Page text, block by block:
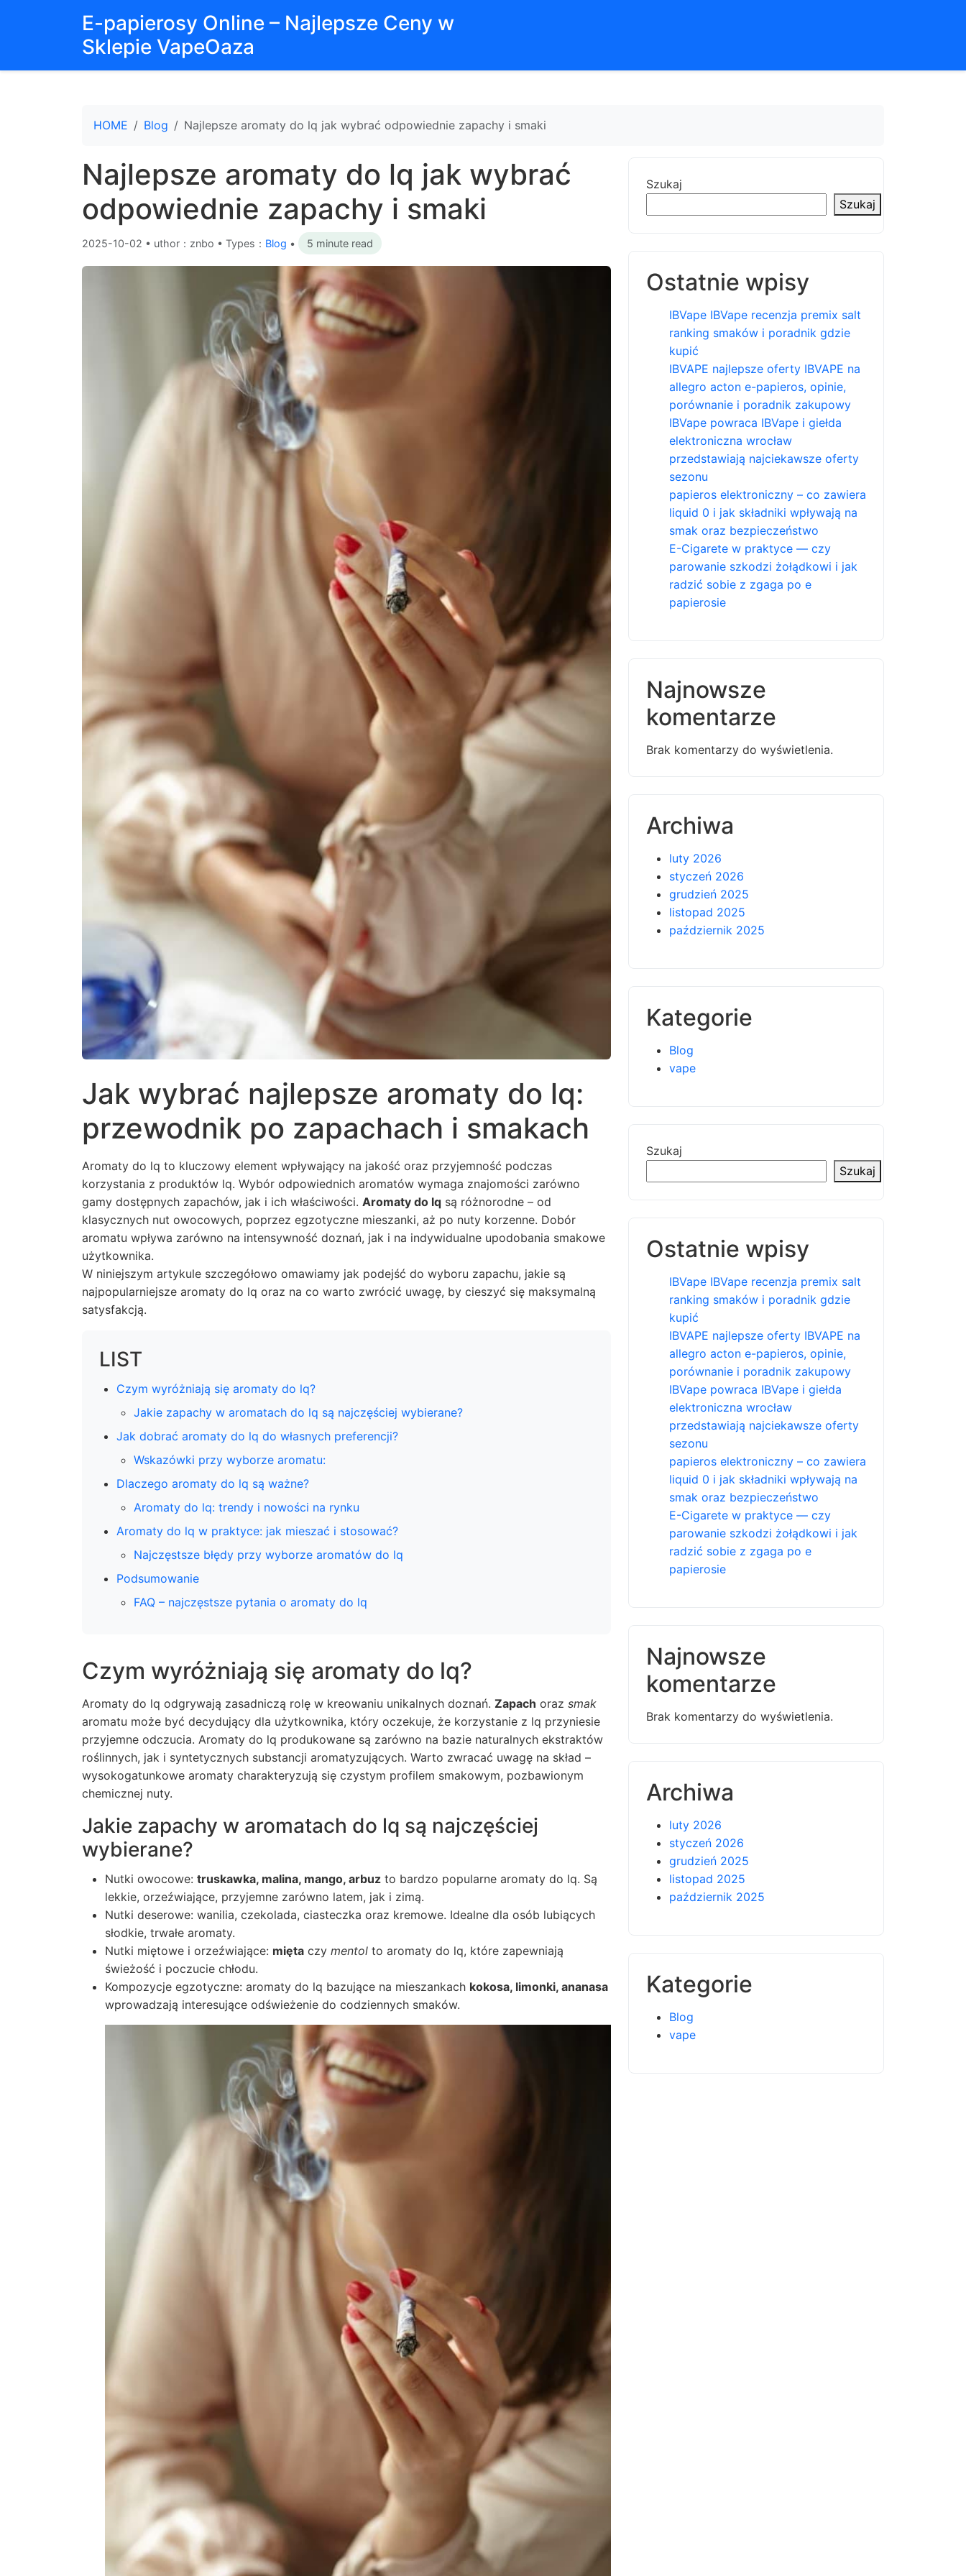
E-papierosy Online – Najlepsze Ceny w
Sklepie VapeOaza
HOME Blog Najlepsze aromaty do lq jak wybrać odpowiednie zapachy i smaki
Najlepsze aromaty do lq jak wybrać
odpowiednie zapachy i smaki
2025-10-02 • uthor：znbo • Types： Blog • 5 minute read
Jak wybrać najlepsze aromaty do lq:
przewodnik po zapachach i smakach
Aromaty do lq to kluczowy element wpływający na jakość oraz przyjemność podczas
korzystania z produktów lq. Wybór odpowiednich aromatów wymaga znajomości zarówno
gamy dostępnych zapachów, jak i ich właściwości. Aromaty do lq są różnorodne – od
klasycznych nut owocowych, poprzez egzotyczne mieszanki, aż po nuty korzenne. Dobór
aromatu wpływa zarówno na intensywność doznań, jak i na indywidualne upodobania smakowe
użytkownika.
W niniejszym artykule szczegółowo omawiamy jak podejść do wyboru zapachu, jakie są
najpopularniejsze aromaty do lq oraz na co warto zwrócić uwagę, by cieszyć się maksymalną
satysfakcją.
LIST
Czym wyróżniają się aromaty do lq?
Jakie zapachy w aromatach do lq są najczęściej wybierane?
Jak dobrać aromaty do lq do własnych preferencji?
Wskazówki przy wyborze aromatu:
Dlaczego aromaty do lq są ważne?
Aromaty do lq: trendy i nowości na rynku
Aromaty do lq w praktyce: jak mieszać i stosować?
Najczęstsze błędy przy wyborze aromatów do lq
Podsumowanie
FAQ – najczęstsze pytania o aromaty do lq
Czym wyróżniają się aromaty do lq?
Aromaty do lq odgrywają zasadniczą rolę w kreowaniu unikalnych doznań. Zapach oraz smak
aromatu może być decydujący dla użytkownika, który oczekuje, że korzystanie z lq przyniesie
przyjemne odczucia. Aromaty do lq produkowane są zarówno na bazie naturalnych ekstraktów
roślinnych, jak i syntetycznych substancji aromatyzujących. Warto zwracać uwagę na skład –
wysokogatunkowe aromaty charakteryzują się czystym profilem smakowym, pozbawionym
chemicznej nuty.
Jakie zapachy w aromatach do lq są najczęściej
wybierane?
Nutki owocowe: truskawka, malina, mango, arbuz to bardzo popularne aromaty do lq. Są
lekkie, orzeźwiające, przyjemne zarówno latem, jak i zimą.
Nutki deserowe: wanilia, czekolada, ciasteczka oraz kremowe. Idealne dla osób lubiących
słodkie, trwałe aromaty.
Nutki miętowe i orzeźwiające: mięta czy mentol to aromaty do lq, które zapewniają
świeżość i poczucie chłodu.
Kompozycje egzotyczne: aromaty do lq bazujące na mieszankach kokosa, limonki, ananasa
wprowadzają interesujące odświeżenie do codziennych smaków.
Szukaj
Szukaj
Ostatnie wpisy
IBVape IBVape recenzja premix salt
ranking smaków i poradnik gdzie
kupić
IBVAPE najlepsze oferty IBVAPE na
allegro acton e-papieros, opinie,
porównanie i poradnik zakupowy
IBVape powraca IBVape i giełda
elektroniczna wrocław
przedstawiają najciekawsze oferty
sezonu
papieros elektroniczny – co zawiera
liquid 0 i jak składniki wpływają na
smak oraz bezpieczeństwo
E-Cigarete w praktyce — czy
parowanie szkodzi żołądkowi i jak
radzić sobie z zgaga po e
papierosie
Najnowsze
komentarze
Brak komentarzy do wyświetlenia.
Archiwa
luty 2026
styczeń 2026
grudzień 2025
listopad 2025
październik 2025
Kategorie
Blog
vape
Szukaj
Szukaj
Ostatnie wpisy
IBVape IBVape recenzja premix salt
ranking smaków i poradnik gdzie
kupić
IBVAPE najlepsze oferty IBVAPE na
allegro acton e-papieros, opinie,
porównanie i poradnik zakupowy
IBVape powraca IBVape i giełda
elektroniczna wrocław
przedstawiają najciekawsze oferty
sezonu
papieros elektroniczny – co zawiera
liquid 0 i jak składniki wpływają na
smak oraz bezpieczeństwo
E-Cigarete w praktyce — czy
parowanie szkodzi żołądkowi i jak
radzić sobie z zgaga po e
papierosie
Najnowsze
komentarze
Brak komentarzy do wyświetlenia.
Archiwa
luty 2026
styczeń 2026
grudzień 2025
listopad 2025
październik 2025
Kategorie
Blog
vape